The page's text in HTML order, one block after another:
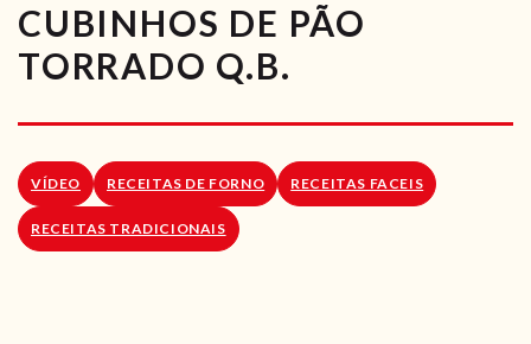
VÍDEOS
RECEITAS VEGGIE
LOJA ONLINE
CUBINHOS DE PÃO
TORRADO Q.B.
VÍDEO RECEITAS DE FORNO RECEITAS FACEIS
RECEITAS TRADICIONAIS